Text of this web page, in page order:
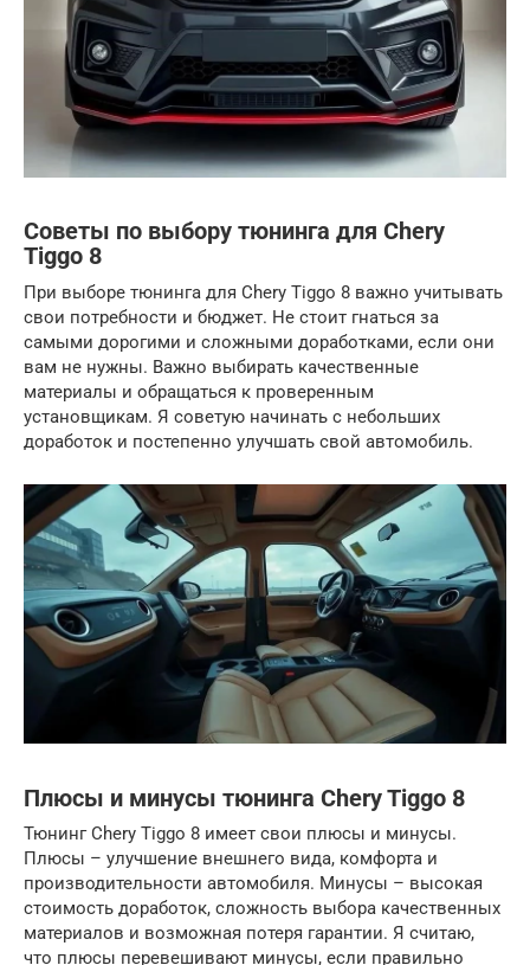
Советы по выбору тюнинга для Chery
Tiggo 8
При выборе тюнинга для Chery Tiggo 8 важно учитывать
свои потребности и бюджет. Не стоит гнаться за
самыми дорогими и сложными доработками, если они
вам не нужны. Важно выбирать качественные
материалы и обращаться к проверенным
установщикам. Я советую начинать с небольших
доработок и постепенно улучшать свой автомобиль.
Плюсы и минусы тюнинга Chery Tiggo 8
Тюнинг Chery Tiggo 8 имеет свои плюсы и минусы.
Плюсы – улучшение внешнего вида, комфорта и
производительности автомобиля. Минусы – высокая
стоимость доработок, сложность выбора качественных
материалов и возможная потеря гарантии. Я считаю,
что плюсы перевешивают минусы, если правильно